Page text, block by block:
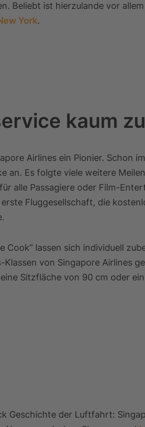
Beliebt ist hierzulande vor
York.
kaum
Airlines ein Pionier. Schon
an. Es folgte viele weitere
alle Passagiere oder Film-
Fluggesellschaft, die
Cook“ lassen sich individuell
Klassen von Singapore Airlines
Sitzfläche von 90 cm oder
Geschichte der Luftfahrt: